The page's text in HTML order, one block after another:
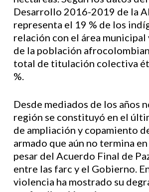
Desarrollo 2016-2019 de la
representa el 19 % de los
relación con el área municipal
de la población
total de titulación colectiva
%.
Desde mediados de los años
región se constituyó en el
de ampliación y copamiento
armado que aún no termina en
pesar del Acuerdo Final de
entre las farc y el Gobierno.
violencia ha mostrado su